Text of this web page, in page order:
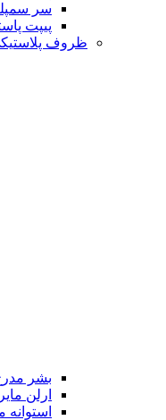
سر
پیپت
ظروف
بشر
ارلن